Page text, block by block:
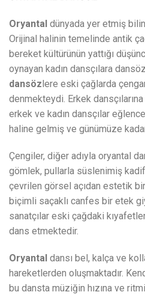
Oryantal dünyada yer etmiş
Orijinal halinin temelinde antik
bereket kültürünün yattığı
oynayan kadın dansçılara
dansözlere eski çağlarda
denmekteydi. Erkek
erkek ve kadın dansçılar
haline gelmiş ve günümüze
Çengiler, diğer adıyla oryantal
gömlek, pullarla süslenimiş
çevrilen görsel açıdan estetik
biçimli saçaklı canfes bir etek
sanatçılar eski çağdaki
dans etmektedir.
Oryantal dansı bel, kalça ve
hareketlerden oluşmaktadır.
bu dansta müziğin hızına ve